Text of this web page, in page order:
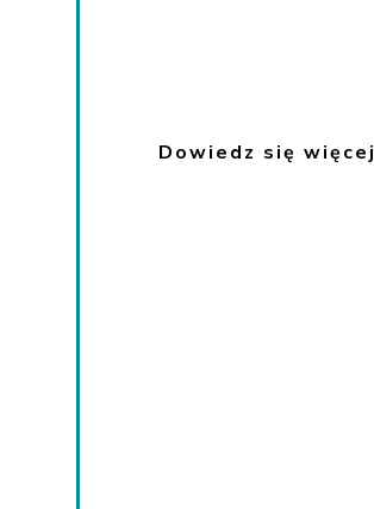
Dowiedz się więcej